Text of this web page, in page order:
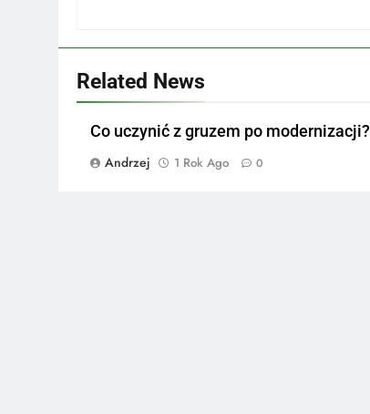
Related News
Co uczynić z gruzem po modernizacji?
Andrzej
1 Rok Ago 0